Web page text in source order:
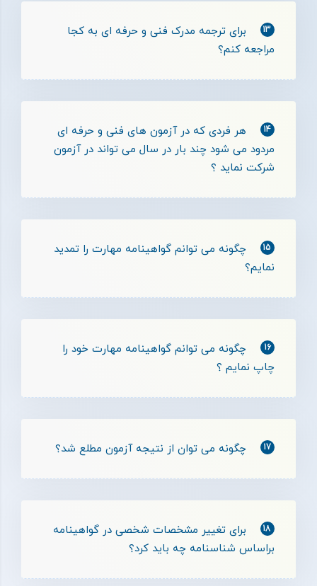
13
برای ترجمه مدرک فنی و حرفه ای به کجا
مراجعه کنم؟
14
هر فردی که در آزمون های فنی و حرفه ای
مردود می شود چند بار در سال می تواند در آزمون
شرکت نماید ؟
15
چگونه می توانم گواهینامه مهارت را تمدید
نمایم؟
16
چگونه می توانم گواهینامه مهارت خود را
چاپ نمایم ؟
17 چگونه می توان از نتیجه آزمون مطلع شد؟
18
برای تغییر مشخصات شخصی در گواهینامه
براساس شناسنامه چه باید کرد؟